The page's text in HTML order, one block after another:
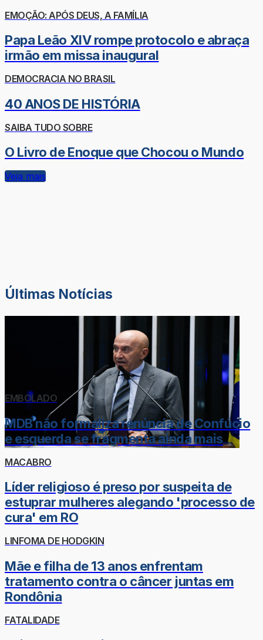
EMOÇÃO: APÓS DEUS, A FAMÍLIA
Papa Leão XIV rompe protocolo e abraça
irmão em missa inaugural
DEMOCRACIA NO BRASIL
40 ANOS DE HISTÓRIA
SAIBA TUDO SOBRE
O Livro de Enoque que Chocou o Mundo
Veja mais
Últimas Notícias
EMBOLADO
MDB não formaliza renúncia de Confúcio
e esquerda se fragmenta ainda mais
MACABRO
Líder religioso é preso por suspeita de
estuprar mulheres alegando 'processo de
cura' em RO
LINFOMA DE HODGKIN
Mãe e filha de 13 anos enfrentam
tratamento contra o câncer juntas em
Rondônia
FATALIDADE